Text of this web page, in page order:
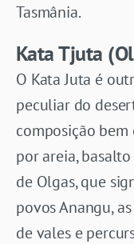
Tasmânia.
Kata Tjuta
O Kata Juta é
peculiar do
composição
por areia,
de Olgas, que
povos Anangu,
de vales e